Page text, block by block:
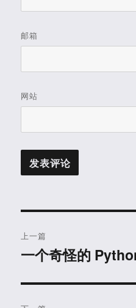
邮箱
网站
章
航
上一篇
上
文
一个奇怪的